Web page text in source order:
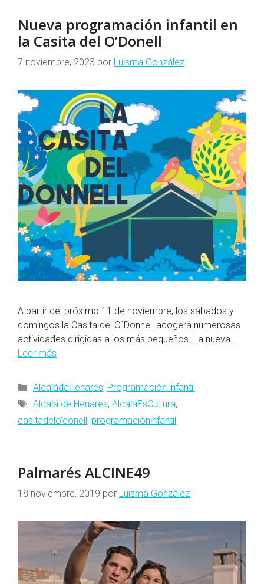
Nueva programación infantil en
la Casita del O’Donell
7 noviembre, 2023 por Luisma González
A partir del próximo 11 de noviembre, los sábados y
domingos la Casita del O´Donnell acogerá numerosas
actividades dirigidas a los más pequeños. La nueva …
Leer más
Categorías
AlcaládeHenares, Programación infantil
Etiquetas
Alcalá de Henares, AlcaláEsCultura,
casitadelo'donell, programacióninfantil
Palmarés ALCINE49
18 noviembre, 2019 por Luisma González